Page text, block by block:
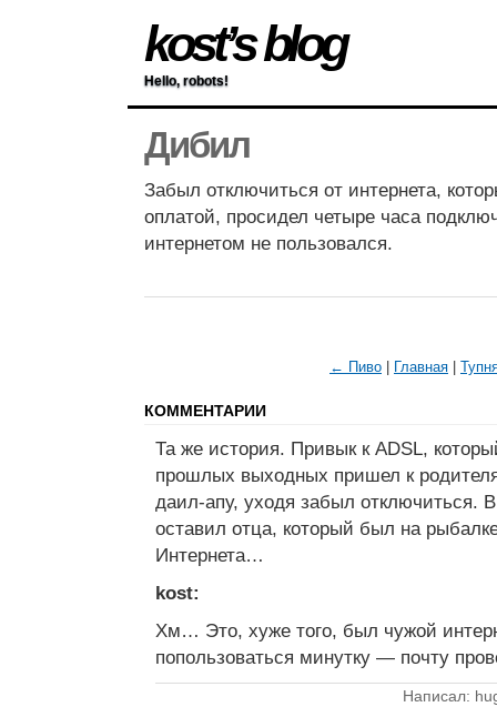
kost’s blog
Hello, robots!
Дибил
Забыл отключиться от интернета,
оплатой, просидел четыре часа
интернетом не пользовался.
← Пиво Главная
КОММЕНТАРИИ
Та же история. Привык к ADSL,
прошлых выходных пришел к
даил-апу, уходя забыл отключиться. В
оставил отца, который был на
Интернета…
kost:
Хм… Это, хуже того, был чужой
попользоваться минутку — почту
Написал: